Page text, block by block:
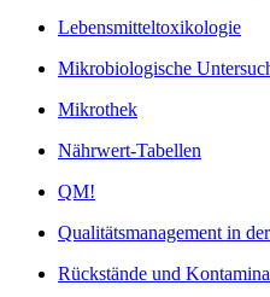
Lebensmitteltoxikologie
Mikrobiologische
Mikrothek
Nährwert-Tabellen
QM!
Qualitätsmanagement in
Rückstände und